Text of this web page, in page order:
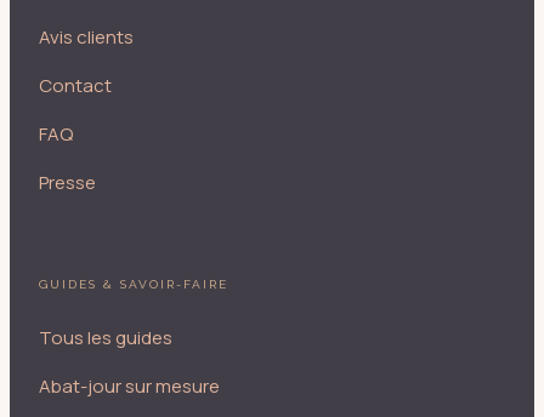
Avis clients
Contact
FAQ
Presse
GUIDES & SAVOIR-FAIRE
Tous les guides
Abat-jour sur mesure